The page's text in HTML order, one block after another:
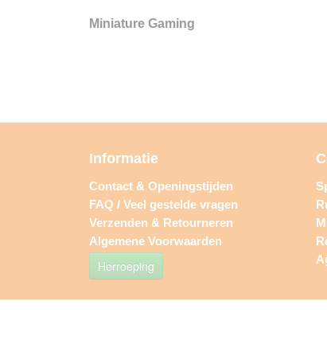
Miniature Gaming
Informatie
Contact & Openingstijden
FAQ / Veel gestelde vragen
Verzenden & Retourneren
Algemene Voorwaarden
Herroeping